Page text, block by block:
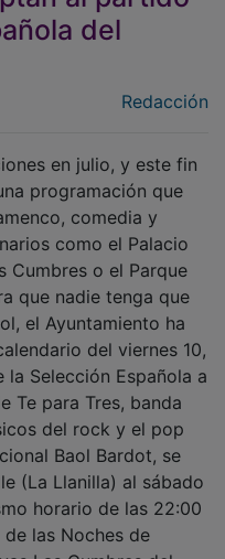
del
programación que
comedia y
como el Palacio
Cumbres o el Parque
que nadie tenga que
el Ayuntamiento ha
del viernes 10,
Selección Española a
Te para Tres, banda
del rock y el pop
Baol Bardot, se
(La Llanilla) al sábado
horario de las 22:00
las Noches de
Las Cumbres del